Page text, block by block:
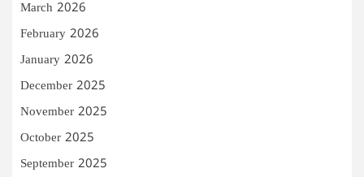
March 2026
February 2026
January 2026
December 2025
November 2025
October 2025
September 2025